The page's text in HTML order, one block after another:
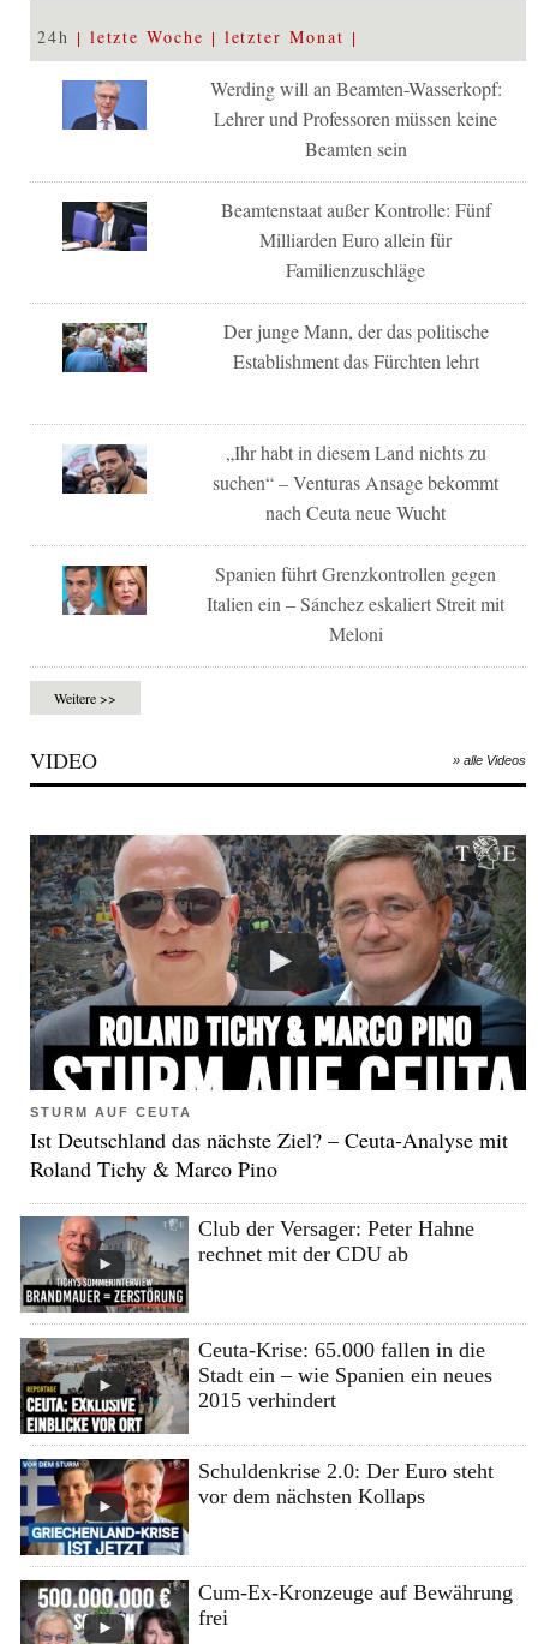
24h letzte Woche letzter Monat
Werding will an Beamten-Wasserkopf:
Lehrer und Professoren müssen keine
Beamten sein
Beamtenstaat außer Kontrolle: Fünf
Milliarden Euro allein für
Familienzuschläge
Der junge Mann, der das politische
Establishment das Fürchten lehrt
„Ihr habt in diesem Land nichts zu
suchen“ – Venturas Ansage bekommt
nach Ceuta neue Wucht
Spanien führt Grenzkontrollen gegen
Italien ein – Sánchez eskaliert Streit mit
Meloni
Weitere >>
VIDEO » alle Videos
STURM AUF CEUTA
Ist Deutschland das nächste Ziel? – Ceuta-Analyse mit
Roland Tichy & Marco Pino
Club der Versager: Peter Hahne
rechnet mit der CDU ab
Ceuta-Krise: 65.000 fallen in die
Stadt ein – wie Spanien ein neues
2015 verhindert
Schuldenkrise 2.0: Der Euro steht
vor dem nächsten Kollaps
Cum-Ex-Kronzeuge auf Bewährung
frei